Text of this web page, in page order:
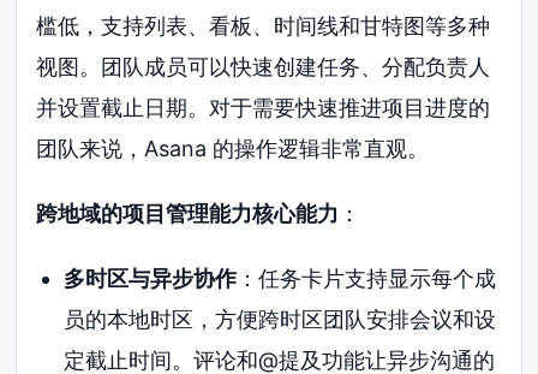
槛低，支持列表、看板、时间线和甘特图等多种
视图。团队成员可以快速创建任务、分配负责人
并设置截止日期。对于需要快速推进项目进度的
团队来说，Asana 的操作逻辑非常直观。
跨地域的项目管理能力核心能力 ：
多时区与异步协作：任务卡片支持显示每个成
员的本地时区，方便跨时区团队安排会议和设
定截止时间。评论和@提及功能让异步沟通的